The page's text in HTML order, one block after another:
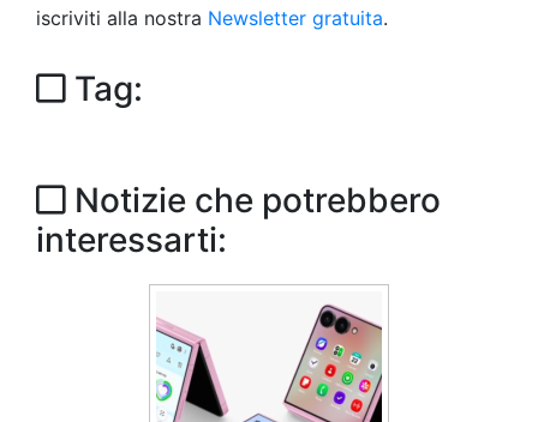
iscriviti alla nostra Newsletter gratuita.
Tag:
Notizie che potrebbero
interessarti: